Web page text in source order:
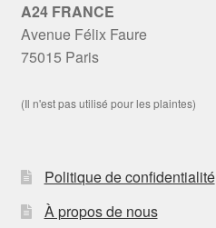
A24 FRANCE
Avenue Félix Faure
75015 Paris
(Il n'est pas utilisé pour les plaintes)
Politique de confidentialité
À propos de nous